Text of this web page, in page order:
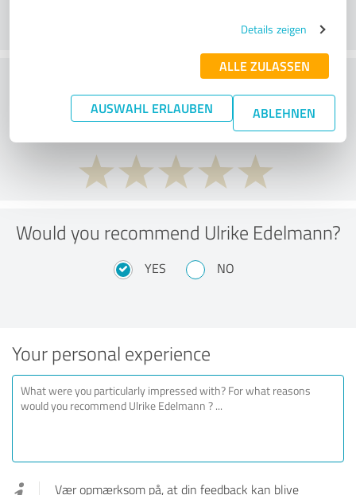
Details zeigen
ALLE ZULASSEN
AUSWAHL ERLAUBEN ABLEHNEN
What do you think of the price to
performance ratio?
Would you recommend Ulrike Edelmann?
YES NO
Your personal experience
Vær opmærksom på, at din feedback kan blive